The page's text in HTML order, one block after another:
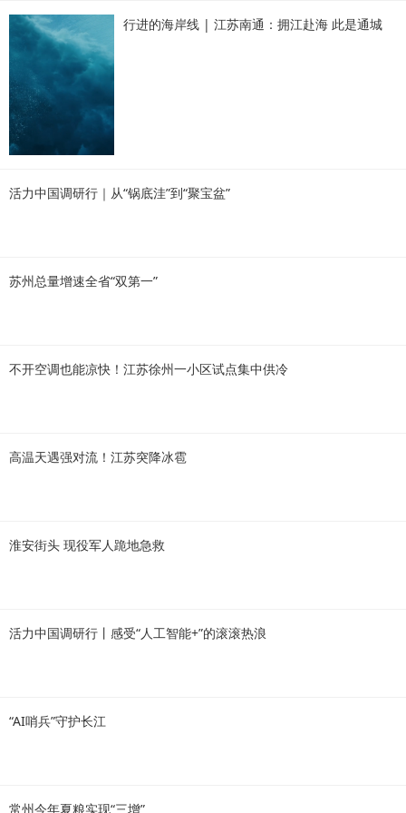
行进的海岸线 | 江苏南通：拥江赴海 此是通城
活力中国调研行｜从“锅底洼”到“聚宝盆”
苏州总量增速全省“双第一”
不开空调也能凉快！江苏徐州一小区试点集中供冷
高温天遇强对流！江苏突降冰雹
淮安街头 现役军人跪地急救
活力中国调研行丨感受“人工智能+”的滚滚热浪
“AI哨兵”守护长江
常州今年夏粮实现“三增”